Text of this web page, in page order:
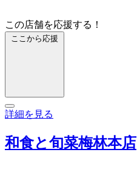
この店舗を応援する！
ここから応援
詳細を見る
和食と旬菜梅林本店